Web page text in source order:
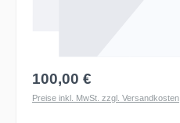
100,00 €
Preise inkl. MwSt. zzgl. Versandkosten